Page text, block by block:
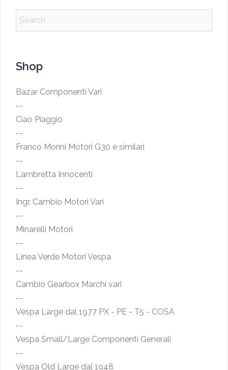
Shop
Bazar Componenti Vari
--
Ciao Piaggio
--
Franco Morini Motori G30 e similari
--
Lambretta Innocenti
--
Ingr. Cambio Motori Vari
--
Minarelli Motori
--
Linea Verde Motori Vespa
--
Cambio Gearbox Marchi vari
--
Vespa Large dal 1977 PX - PE - T5 - COSA
--
Vespa Small/Large Componenti Generali
--
Vespa Old Large dal 1948